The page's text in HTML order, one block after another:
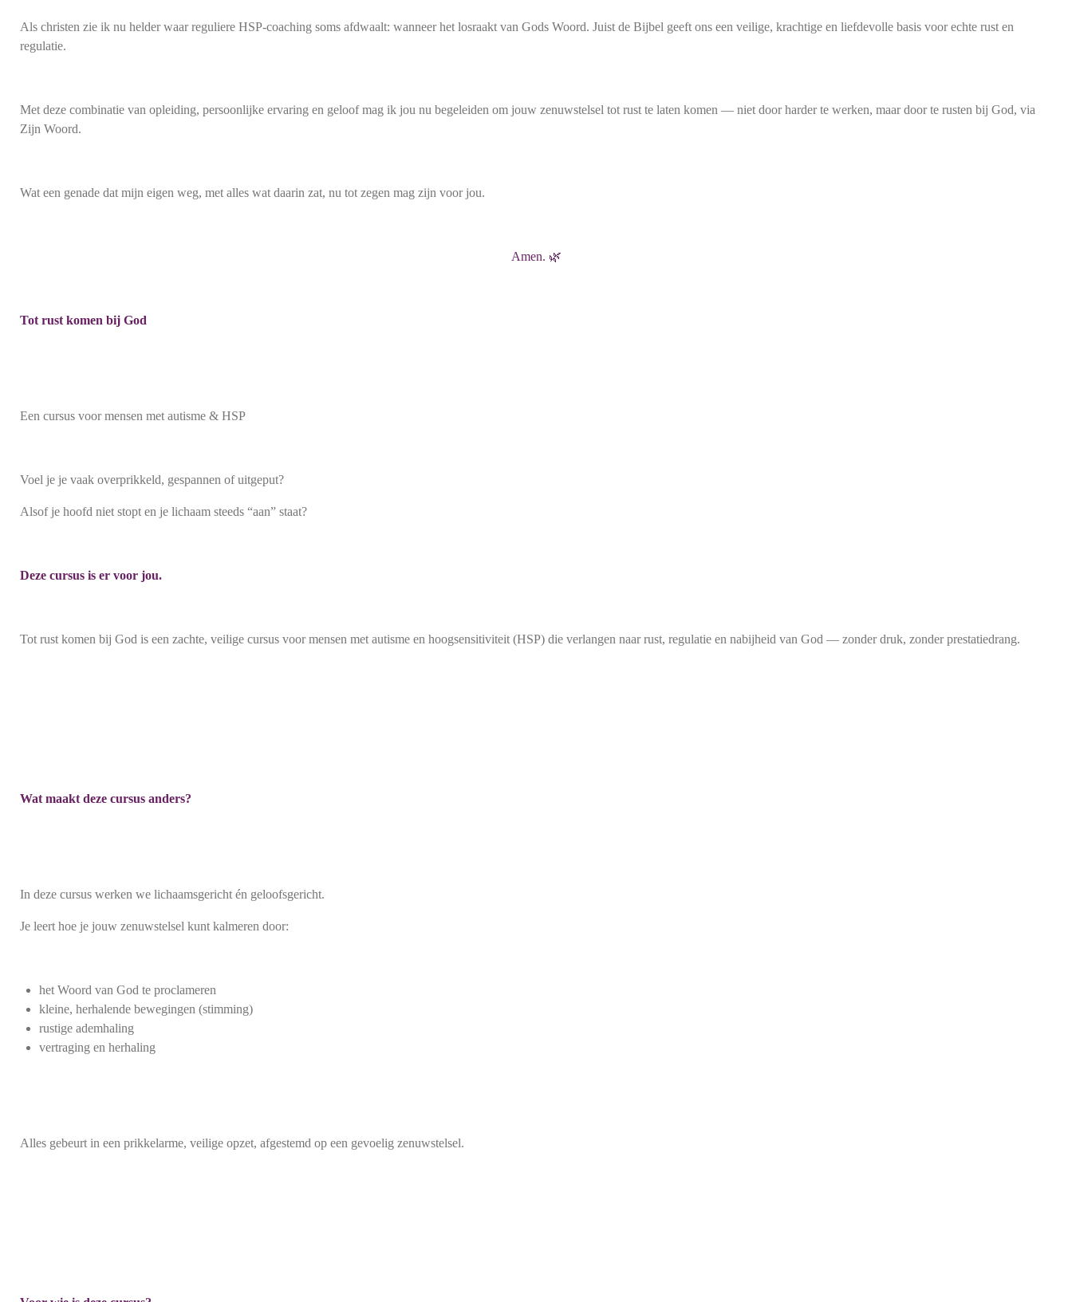
Als christen zie ik nu helder waar reguliere HSP-coaching soms afdwaalt: wanneer het losraakt van Gods Woord. Juist de Bijbel geeft ons een veilige, krachtige en liefdevolle basis voor echte rust en
regulatie.
Met deze combinatie van opleiding, persoonlijke ervaring en geloof mag ik jou nu begeleiden om jouw zenuwstelsel tot rust te laten komen — niet door harder te werken, maar door te rusten bij God, via
Zijn Woord.
Wat een genade dat mijn eigen weg, met alles wat daarin zat, nu tot zegen mag zijn voor jou.
Amen. 🌿
Tot rust komen bij God
Een cursus voor mensen met autisme & HSP
Voel je je vaak overprikkeld, gespannen of uitgeput?
Alsof je hoofd niet stopt en je lichaam steeds “aan” staat?
Deze cursus is er voor jou.
Tot rust komen bij God is een zachte, veilige cursus voor mensen met autisme en hoogsensitiviteit (HSP) die verlangen naar rust, regulatie en nabijheid van God — zonder druk, zonder prestatiedrang.
Wat maakt deze cursus anders?
In deze cursus werken we lichaamsgericht én geloofsgericht.
Je leert hoe je jouw zenuwstelsel kunt kalmeren door:
het Woord van God te proclameren
kleine, herhalende bewegingen (stimming)
rustige ademhaling
vertraging en herhaling
Alles gebeurt in een prikkelarme, veilige opzet, afgestemd op een gevoelig zenuwstelsel.